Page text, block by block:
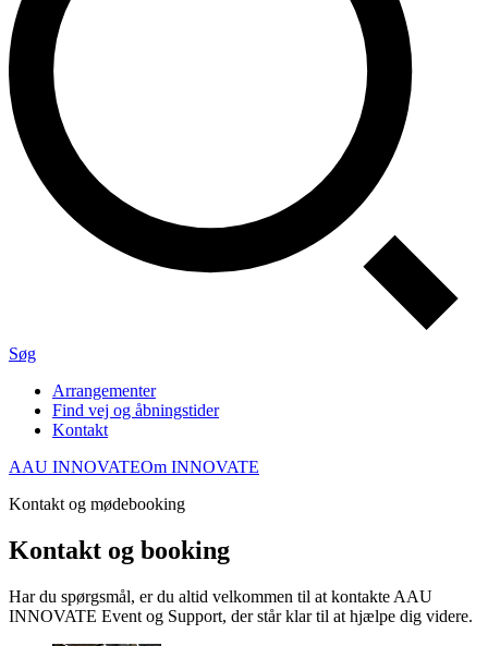
Søg
Arrangementer
Find vej og åbningstider
Kontakt
AAU INNOVATEOm INNOVATE
Kontakt og mødebooking
Kontakt og booking
Har du spørgsmål, er du altid velkommen til at kontakte AAU
INNOVATE Event og Support, der står klar til at hjælpe dig videre.